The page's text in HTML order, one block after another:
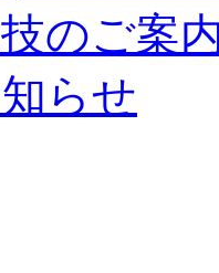
のご案
らせ